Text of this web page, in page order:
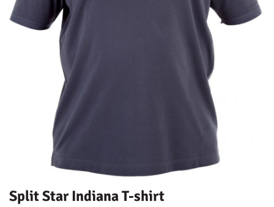
Split Star Indiana T-shirt